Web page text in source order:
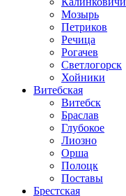
Мозырь
Петриков
Речица
Рогачев
Светлогорск
Хойники
Витебская
Витебск
Браслав
Глубокое
Лиозно
Орша
Полоцк
Поставы
Брестская